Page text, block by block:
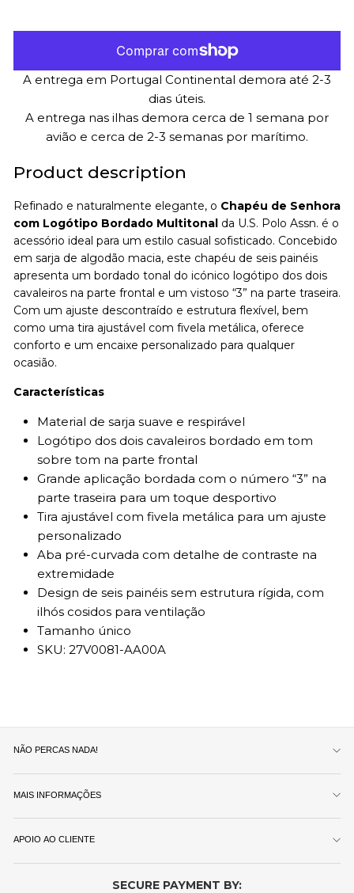
A entrega em Portugal Continental demora até 2-3
dias úteis.
A entrega nas ilhas demora cerca de 1 semana por
avião e cerca de 2-3 semanas por marítimo.
Product description
Refinado e naturalmente elegante, o Chapéu de Senhora
com Logótipo Bordado Multitonal da U.S. Polo Assn. é o
acessório ideal para um estilo casual sofisticado. Concebido
em sarja de algodão macia, este chapéu de seis painéis
apresenta um bordado tonal do icónico logótipo dos dois
cavaleiros na parte frontal e um vistoso “3” na parte traseira.
Com um ajuste descontraído e estrutura flexível, bem
como uma tira ajustável com fivela metálica, oferece
conforto e um encaixe personalizado para qualquer
ocasião.
Características
Material de sarja suave e respirável
Logótipo dos dois cavaleiros bordado em tom
sobre tom na parte frontal
Grande aplicação bordada com o número “3” na
parte traseira para um toque desportivo
Tira ajustável com fivela metálica para um ajuste
personalizado
Aba pré-curvada com detalhe de contraste na
extremidade
Design de seis painéis sem estrutura rígida, com
ilhós cosidos para ventilação
Tamanho único
SKU: 27V0081-AA00A
NÃO PERCAS NADA!
MAIS INFORMAÇÕES
APOIO AO CLIENTE
SECURE PAYMENT BY: